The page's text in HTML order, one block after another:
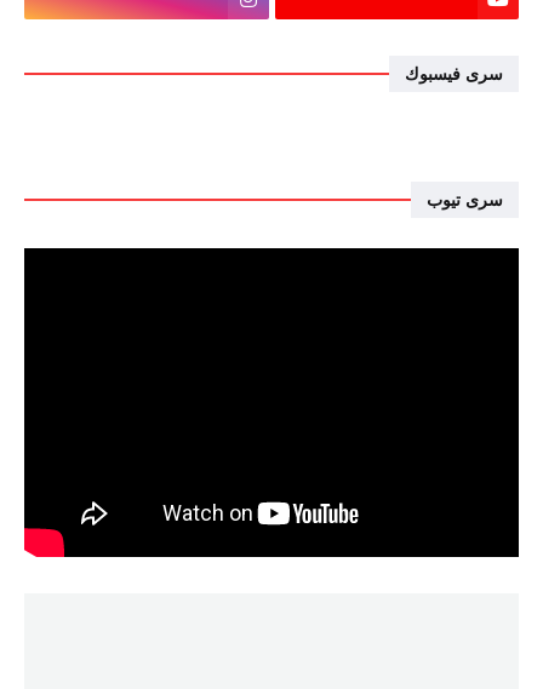
سرى فيسبوك
سرى تيوب